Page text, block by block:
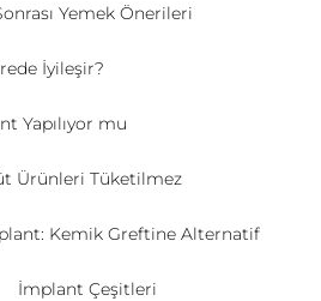
Yemek Önerileri
İyileşir?
Yapılıyor mu
Ürünleri Tüketilmez
Kemik Greftine Alternatif
İmplant Çeşitleri